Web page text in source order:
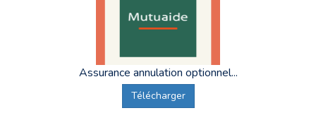
Assurance annulation optionnel...
Télécharger